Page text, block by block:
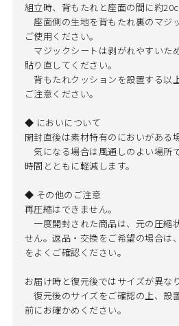
組立時、背もたれと座面の間に約
座面側の生地を背もたれ裏のマジ
ご使用ください。
マジックシートは剥がれやすいた
貼り直してください。
背もたれクッションを設置する以
ご注意ください。
◆ においについて
開封直後は素材特有のにおいがある
気になる場合は風通しのよい場所
時間とともに軽減します。
◆ その他のご注意
再圧縮はできません。
一度開封された商品は、元の圧縮
せん。返品・交換をご希望の場合は
をよくご確認ください。
お届け時と復元後ではサイズが異なり
復元後のサイズをご確認の上、設
前にお確かめください。